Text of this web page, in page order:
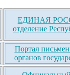
ЕДИНАЯ
отделение
Портал
органов